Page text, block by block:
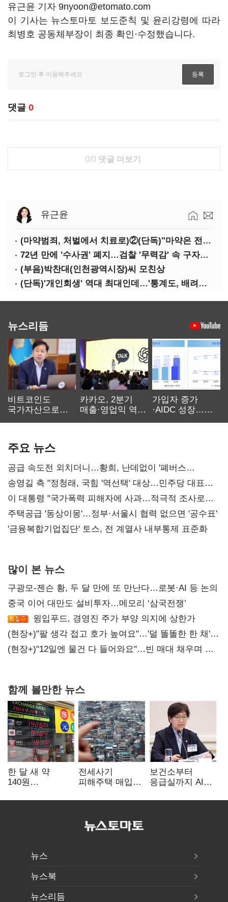
유근윤 기자 9nyoon@etomato.com
이 기사는 뉴스토마토 보도준칙 및 윤리강령에 따라
최병호 공동체부장이 최종 확인·수정했습니다.
댓글 0
0/0 댓글 더보기
유근윤
(마약범죄, 처벌에서 치료로)②(단독)"마약은 전염병…여성 맞춤형 재활과정 개발 중"
72년 만에 '수사권' 폐지…검찰 '무력감' 속 구자현 사의
(부음)박찬대(인천광역시장)씨 모친상
(단독)'개인회생' 역대 최대인데…'통계도, 배려도' 없는 사법부
뉴스리듬
비트코인도
국가자산으로…'
카카오, 2분기
매출·영업익 역대
가입자 증가
·AIDC 성장…
주요 뉴스
공급 속도전 외치더니…황희, 난데없이 '폐버스
리모델링' 제안
송영길 측 "정청래, 국힘 '역선택' 대상…민주당 대표로
총선 지휘 못해"
이 대통령 "국가폭력 피해자에 사과…적극적 조사로
진실 밝혀야"
주택공급 '동상이몽'…정부·서울시 협력 없으면 '공수표'
'금융복합기업집단' 토스, 전 계열사 내부통제 표준화
많이 본 뉴스
구광모-젠슨 황, 두 달 만에 또 만난다…로봇·AI 등 논의
중국 이어 대만도 설비투자…메모리 ‘삼국전쟁’
윙입푸드, 경영진 주가 부양 의지에 상한가
(현장+)"팔 생각 접고 호가 높여요"…'덜 똘똘한 한 채'
20억 키맞추기
(현장+)"12일엔 물건 다 들어와요"…빈 매대 채우며 문
함께 볼만한 뉴스
한 달 새 약
140원
엔저'에 원화
전세사기
피해주택 매입
누적 피해자
보건소부터
응급실까지 AI
혁신 본격화
뉴스
뉴스북
뉴스리듬